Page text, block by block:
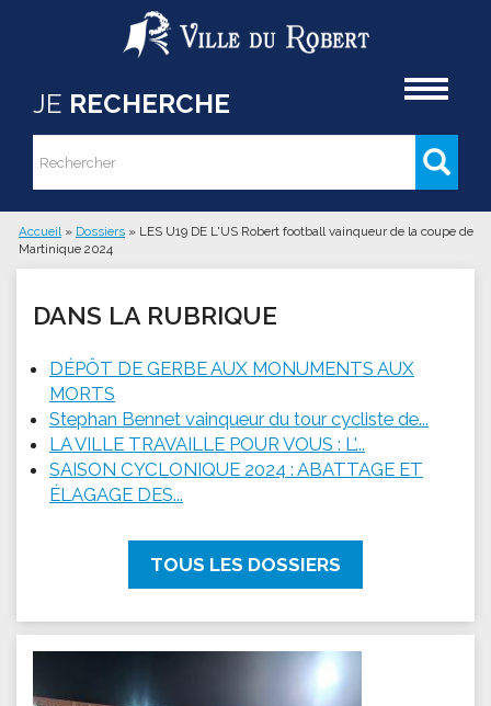
Aller au contenu principal
JE RECHERCHE
Formulaire de recherche
Rechercher
Vous êtes ici
Accueil » Dossiers » LES U19 DE L'US Robert football vainqueur de la coupe de
Martinique 2024
DANS LA RUBRIQUE
DÉPÔT DE GERBE AUX MONUMENTS AUX
MORTS
Stephan Bennet vainqueur du tour cycliste de...
LA VILLE TRAVAILLE POUR VOUS : L'...
SAISON CYCLONIQUE 2024 : ABATTAGE ET
ÉLAGAGE DES...
TOUS LES DOSSIERS